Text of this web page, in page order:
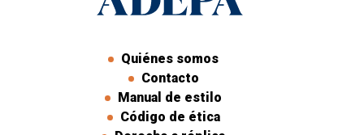
Quiénes somos
Contacto
Manual de estilo
Código de ética